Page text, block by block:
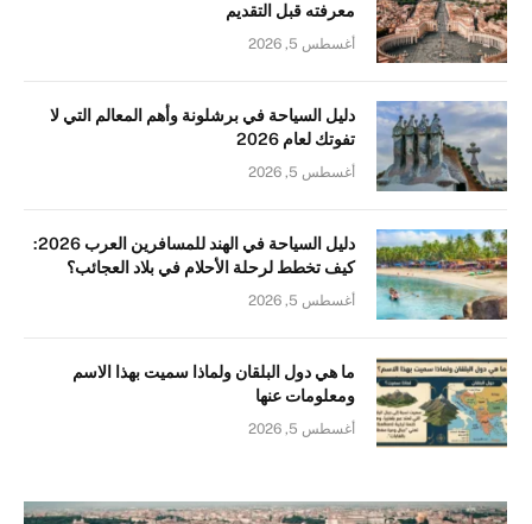
معرفته قبل التقديم
أغسطس 5, 2026
دليل السياحة في برشلونة وأهم المعالم التي لا
تفوتك لعام 2026
أغسطس 5, 2026
دليل السياحة في الهند للمسافرين العرب 2026:
كيف تخطط لرحلة الأحلام في بلاد العجائب؟
أغسطس 5, 2026
ما هي دول البلقان ولماذا سميت بهذا الاسم
ومعلومات عنها
أغسطس 5, 2026